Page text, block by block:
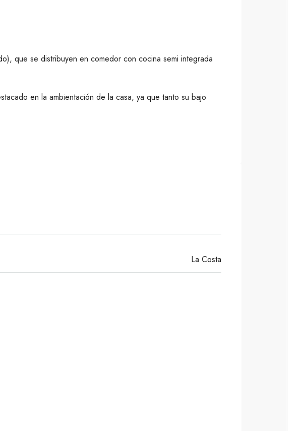
que se distribuyen en comedor con cocina semi integrada
en la ambientación de la casa, ya que tanto su bajo
La Costa